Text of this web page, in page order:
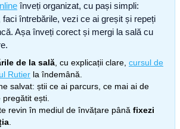
înveți organizat, cu pași simpli:
faci întrebările, vezi ce ai greșit și repeți
Așa înveți corect și mergi la sală cu
de la sală , cu explicații clare, cursul de
Rutier la îndemână.
salvat: știi ce ai parcurs, ce mai ai de
ești.
revin în mediul de învățare până fixezi